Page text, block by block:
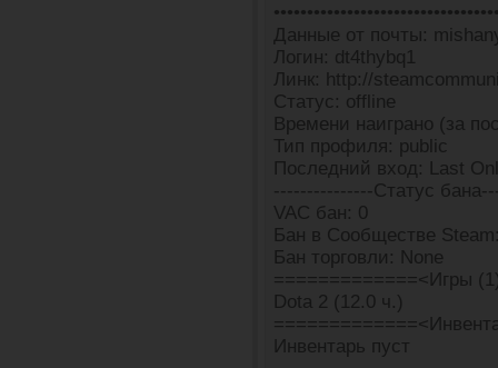
Данные от почты:
Логин: dt4thybq1
Линк: http://
Статус: offline
Времени наиграно (за
Тип профиля: public
Последний вход: Last
---------------Статус
VAC бан: 0
Бан в Сообществе
Бан торговли: None
=============<Игры
Dota 2 (12.0 ч.)
Инвентарь пуст